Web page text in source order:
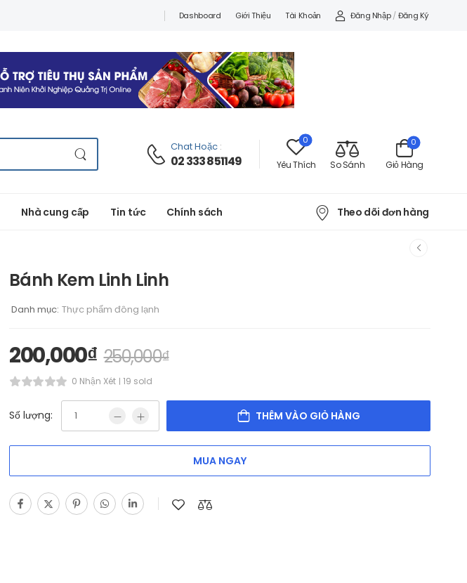
Dashboard Giới Thiệu Tài Khoản Đăng Nhập / Đăng Ký
Chat Hoặc :
02 333 851149
0
Yêu Thích So Sánh Giỏ Hàng
0
Nhà cung cấp Tin tức Chính sách Theo dõi đơn hàng
Bánh Kem Linh Linh
Danh mục: Thực phẩm đông lạnh
200,000₫ 250,000₫
0 Nhận Xét 19 sold
Số lượng: THÊM VÀO GIỎ HÀNG
MUA NGAY